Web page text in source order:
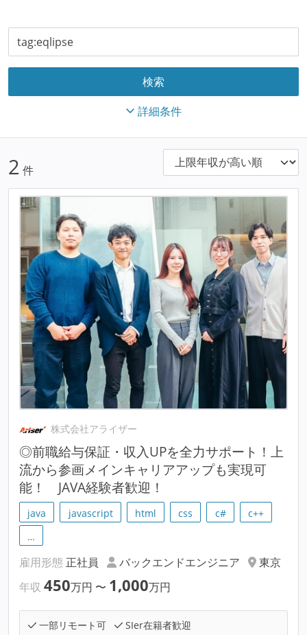
詳細条件
2 件
株式会社アライザー
◎前職給与保証・収入UPを全力サポート！上
流から参画メインキャリアアップも実現可
能！ JAVA経験者歓迎！
java javascript html css c#
c++
…
雇用形態 正社員 バックエンドエンジニア
東京
年収 450万円 〜 1,000万円
一部リモート可
SIer在籍者歓迎